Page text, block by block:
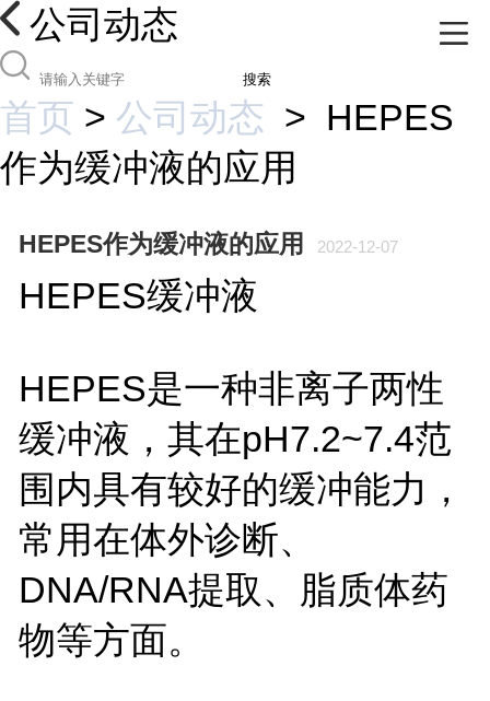
公司动态
搜索
首页 > 公司动态 > HEPES
作为缓冲液的应用
HEPES作为缓冲液的应用 2022-12-07
HEPES缓冲液
HEPES是一种非离子两性
缓冲液，其在pH7.2~7.4范
围内具有较好的缓冲能力，
常用在体外诊断、
DNA/RNA提取、脂质体药
物等方面。